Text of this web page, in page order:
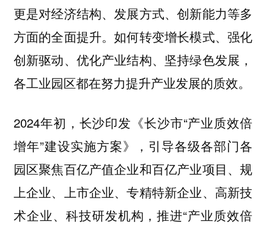
更是对经济结构、发展方式、创新能力等多
方面的全面提升。如何转变增长模式、强化
创新驱动、优化产业结构、坚持绿色发展，
各工业园区都在努力提升产业发展的质效。
2024年初，长沙印发《长沙市“产业质效倍
增年”建设实施方案》，引导各级各部门各
园区聚焦百亿产值企业和百亿产业项目、规
上企业、上市企业、专精特新企业、高新技
术企业、科技研发机构，推进“产业质效倍